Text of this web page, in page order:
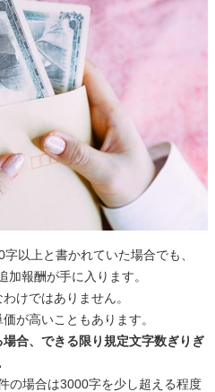
以上と書かれていた場合でも、
報酬が手に入ります。
けではありません。
が高いこともあります。
合、できる限り規定文字数ぎりぎ
の場合は3000字を少し超える程度